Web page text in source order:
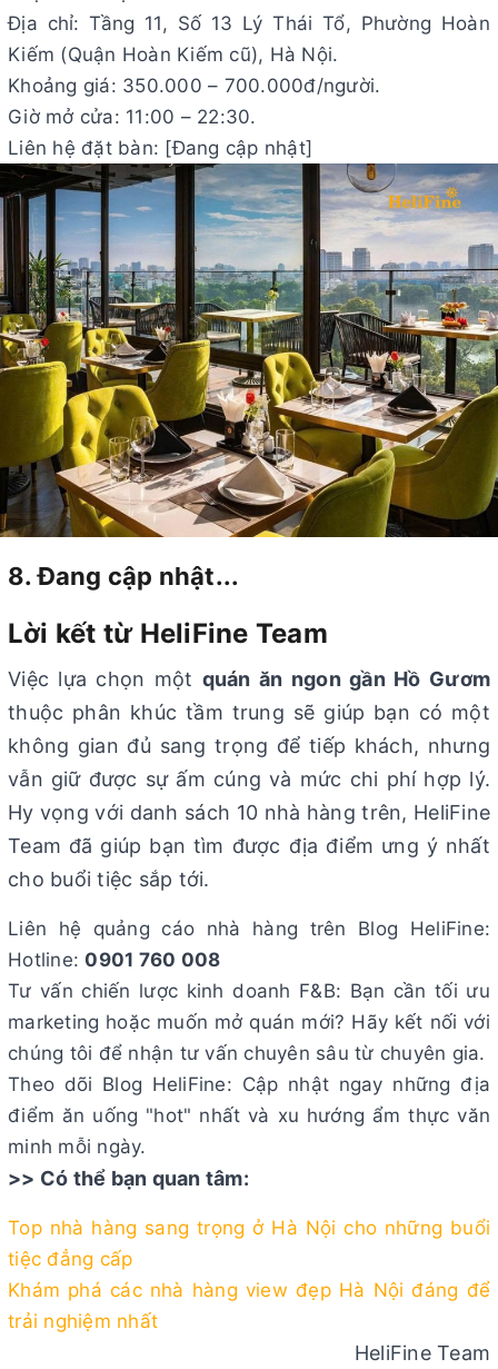
Địa chỉ: Tầng 11, Số 13 Lý Thái Tổ, Phường Hoàn
Kiếm (Quận Hoàn Kiếm cũ), Hà Nội.
Khoảng giá: 350.000 – 700.000đ/người.
Giờ mở cửa: 11:00 – 22:30.
Liên hệ đặt bàn: [Đang cập nhật]
8. Đang cập nhật...
Lời kết từ HeliFine Team
Việc lựa chọn một quán ăn ngon gần Hồ Gươm
thuộc phân khúc tầm trung sẽ giúp bạn có một
không gian đủ sang trọng để tiếp khách, nhưng
vẫn giữ được sự ấm cúng và mức chi phí hợp lý.
Hy vọng với danh sách 10 nhà hàng trên, HeliFine
Team đã giúp bạn tìm được địa điểm ưng ý nhất
cho buổi tiệc sắp tới.
Liên hệ quảng cáo nhà hàng trên Blog HeliFine:
Hotline: 0901 760 008
Tư vấn chiến lược kinh doanh F&B: Bạn cần tối ưu
marketing hoặc muốn mở quán mới? Hãy kết nối với
chúng tôi để nhận tư vấn chuyên sâu từ chuyên gia.
Theo dõi Blog HeliFine: Cập nhật ngay những địa
điểm ăn uống "hot" nhất và xu hướng ẩm thực văn
minh mỗi ngày.
>> Có thể bạn quan tâm:
Top nhà hàng sang trọng ở Hà Nội cho những buổi
tiệc đẳng cấp
Khám phá các nhà hàng view đẹp Hà Nội đáng để
trải nghiệm nhất
HeliFine Team